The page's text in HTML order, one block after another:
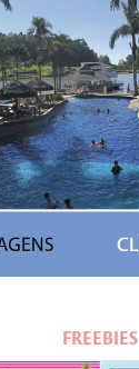
FREEBIES